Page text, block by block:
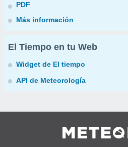
PDF
Más información
El Tiempo en tu Web
Widget de El tiempo
API de Meteorología